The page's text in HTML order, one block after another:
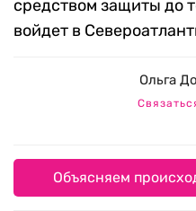
средством защиты до
войдет в
Ольга
Объясняем